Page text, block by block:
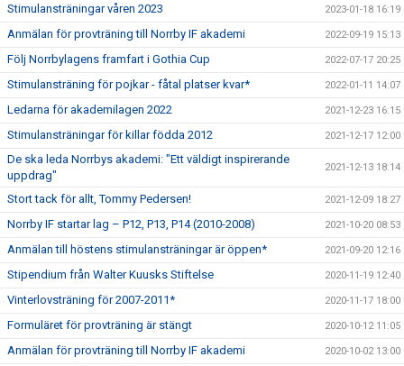
Stimulansträningar våren 2023 2023-01-18 16:19
Anmälan för provträning till Norrby IF akademi 2022-09-19 15:13
Följ Norrbylagens framfart i Gothia Cup 2022-07-17 20:25
Stimulansträning för pojkar - fåtal platser kvar* 2022-01-11 14:07
Ledarna för akademilagen 2022 2021-12-23 16:15
Stimulansträningar för killar födda 2012 2021-12-17 12:00
De ska leda Norrbys akademi: "Ett väldigt inspirerande
uppdrag"
2021-12-13 18:14
Stort tack för allt, Tommy Pedersen! 2021-12-09 18:27
Norrby IF startar lag – P12, P13, P14 (2010-2008) 2021-10-20 08:53
Anmälan till höstens stimulansträningar är öppen* 2021-09-20 12:16
Stipendium från Walter Kuusks Stiftelse 2020-11-19 12:40
Vinterlovsträning för 2007-2011* 2020-11-17 18:00
Formuläret för provträning är stängt 2020-10-12 11:05
Anmälan för provträning till Norrby IF akademi 2020-10-02 13:00